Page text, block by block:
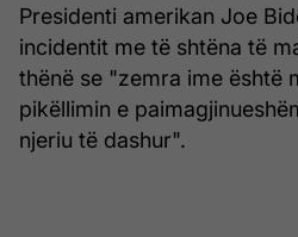
Presidenti amerikan Joe
incidentit me të shtëna të
thënë se "zemra ime është
pikëllimin e
njeriu të dashur".